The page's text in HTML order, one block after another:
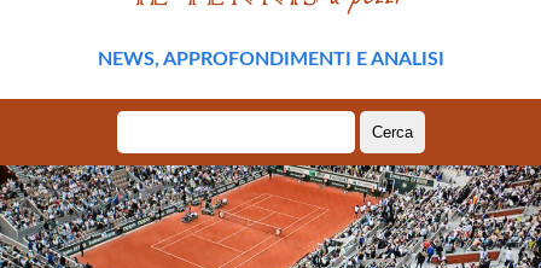
NEWS, APPROFONDIMENTI E ANALISI
per: